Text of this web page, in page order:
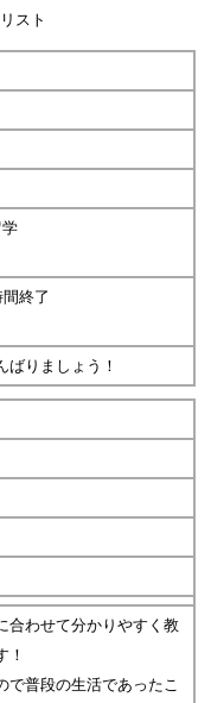
スト
終了
ばりましょう！
合わせて分かりやすく教
！
で普段の生活であったこ